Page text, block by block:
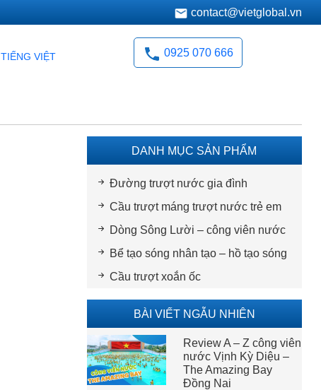
contact@vietglobal.vn
TIẾNG VIỆT 0925 070 666
DANH MỤC SẢN PHẨM
Đường trượt nước gia đình
Cầu trượt máng trượt nước trẻ em
Dòng Sông Lười – công viên nước
Bể tạo sóng nhân tạo – hồ tạo sóng
Cầu trượt xoắn ốc
BÀI VIẾT NGẪU NHIÊN
Review A – Z công viên
nước Vịnh Kỳ Diệu –
The Amazing Bay
Đồng Nai